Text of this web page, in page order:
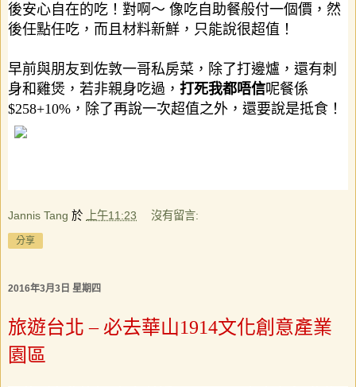
後安心自在的吃！對啊～ 像吃自助餐般付一個價，然
後任點任吃，而且材料新鮮，只能說很超值！
早前與朋友到佐敦一哥私房菜，除了打邊爐，還有刺
身和雞煲，若非親身吃過， 打死我都唔信呢餐係
$258+10% ，除了再說一次超值之外，還要說是抵食！
Jannis Tang 於 上午11:23 沒有留言:
分享
2016年3月3日 星期四
旅遊台北 – 必去華山1914文化創意產業
園區